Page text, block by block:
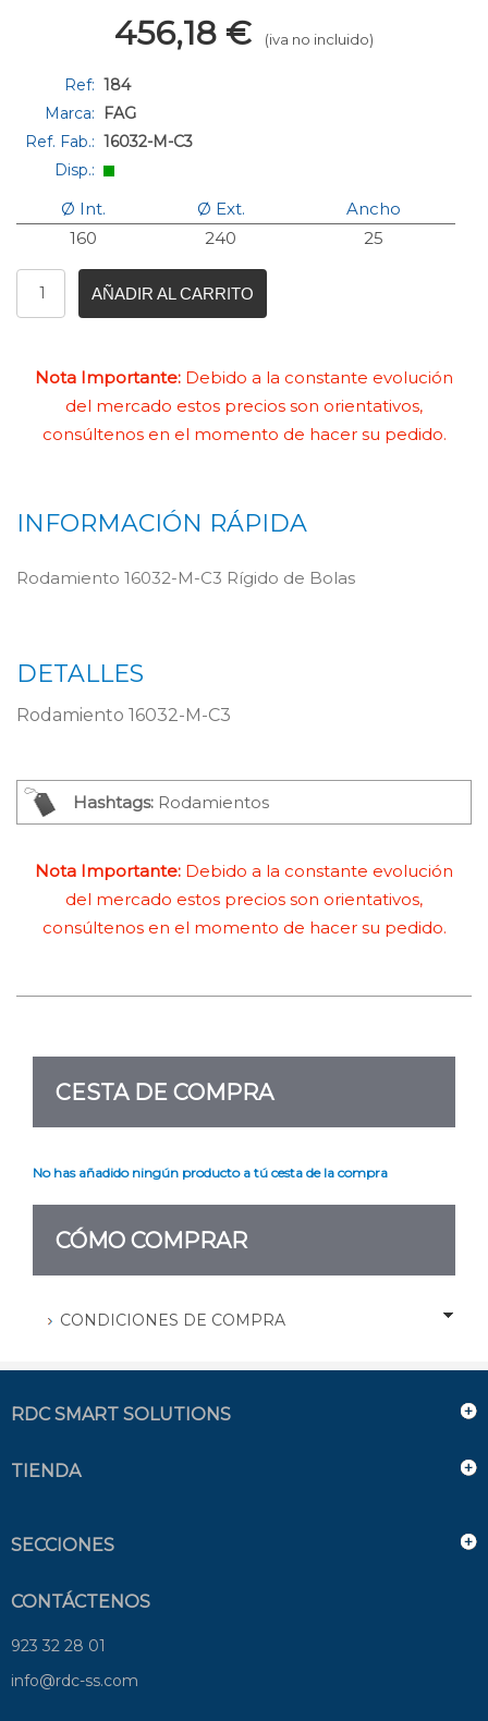
456,18 € (iva no incluido)
Ref: 184
Marca:
FAG
Ref. Fab.: 16032-M-C3
Disp.:
Ø Int. Ø Ext.
Ancho
160
240 25
AÑADIR AL CARRITO
Nota Importante: Debido a la constante evolución
del mercado estos precios son orientativos,
consúltenos en el momento de hacer su pedido.
INFORMACIÓN RÁPIDA
Rodamiento 16032-M-C3 Rígido de Bolas
DETALLES
Rodamiento 16032-M-C3
Hashtags: Rodamientos
Nota Importante: Debido a la constante evolución
del mercado estos precios son orientativos,
consúltenos en el momento de hacer su pedido.
CESTA DE COMPRA
No has añadido ningún producto a tú cesta de la compra
CÓMO COMPRAR
CONDICIONES DE COMPRA
RDC SMART SOLUTIONS
TIENDA
SECCIONES
CONTÁCTENOS
923 32 28 01
info@rdc-ss.com